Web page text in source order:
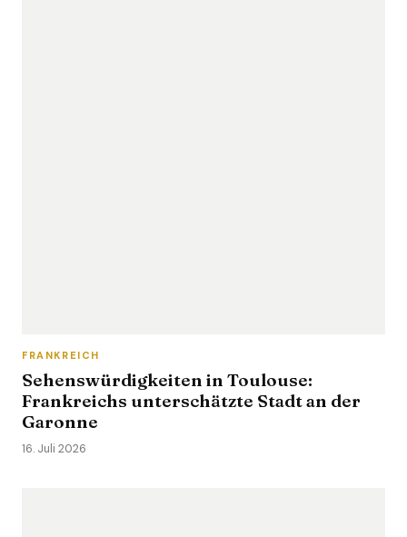
FRANKREICH
Sehenswürdigkeiten in Toulouse:
Frankreichs unterschätzte Stadt an der
Garonne
16. Juli 2026